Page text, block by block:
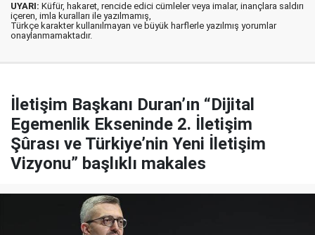
UYARI: Küfür, hakaret, rencide edici cümleler veya imalar, inançlara saldırı
içeren, imla kuralları ile yazılmamış,
Türkçe karakter kullanılmayan ve büyük harflerle yazılmış yorumlar
onaylanmamaktadır.
İletişim Başkanı Duran’ın “Dijital
Egemenlik Ekseninde 2. İletişim
Şûrası ve Türkiye’nin Yeni İletişim
Vizyonu” başlıklı makales